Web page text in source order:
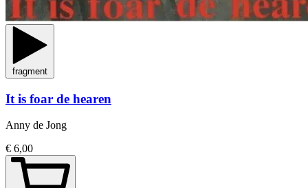
fragment
It is foar de hearen
Anny de Jong
€ 6,00